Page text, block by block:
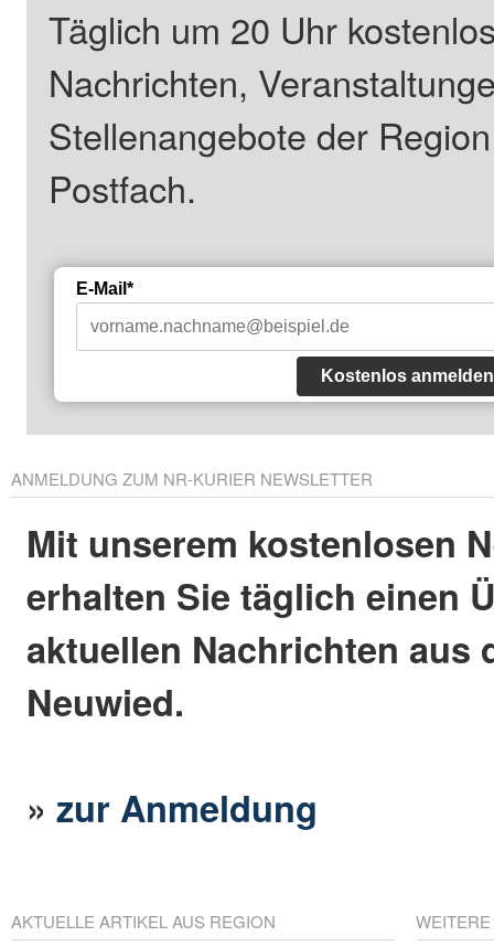
Täglich um 20 Uhr
Nachrichten,
Stellenangebote der
Postfach.
E-Mail*
Kostenlos anmelden
ANMELDUNG ZUM NR-KURIER NEWSLETTER
Mit unserem kostenlosen
erhalten Sie täglich einen
aktuellen Nachrichten aus
Neuwied.
»zur Anmeldung
AKTUELLE ARTIKEL AUS REGION